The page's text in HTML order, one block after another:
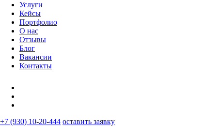
Услуги
Кейсы
Портфолио
О нас
Отзывы
Блог
Вакансии
Контакты
+7 (930) 10-20-444 оставить заявку